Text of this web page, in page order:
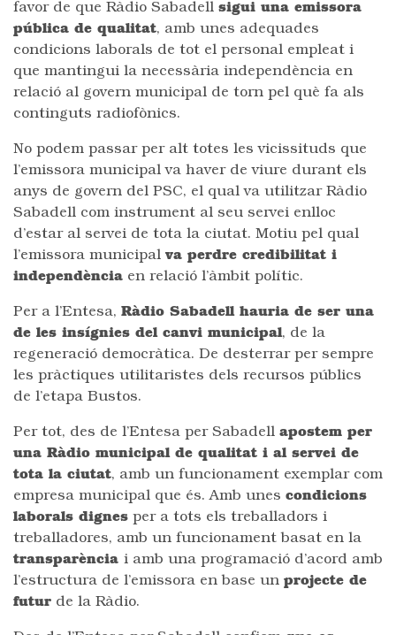
favor de que Ràdio Sabadell sigui una emissora
pública de qualitat, amb unes adequades
condicions laborals de tot el personal empleat i
que mantingui la necessària independència en
relació al govern municipal de torn pel què fa als
continguts radiofònics.
No podem passar per alt totes les vicissituds que
l’emissora municipal va haver de viure durant els
anys de govern del PSC, el qual va utilitzar Ràdio
Sabadell com instrument al seu servei enlloc
d’estar al servei de tota la ciutat. Motiu pel qual
l’emissora municipal va perdre credibilitat i
independència en relació l’àmbit polític.
Per a l’Entesa, Ràdio Sabadell hauria de ser una
de les insígnies del canvi municipal, de la
regeneració democràtica. De desterrar per sempre
les pràctiques utilitaristes dels recursos públics
de l’etapa Bustos.
Per tot, des de l’Entesa per Sabadell apostem per
una Ràdio municipal de qualitat i al servei de
tota la ciutat, amb un funcionament exemplar com
empresa municipal que és. Amb unes condicions
laborals dignes per a tots els treballadors i
treballadores, amb un funcionament basat en la
transparència i amb una programació d’acord amb
l’estructura de l’emissora en base un projecte de
futur de la Ràdio.